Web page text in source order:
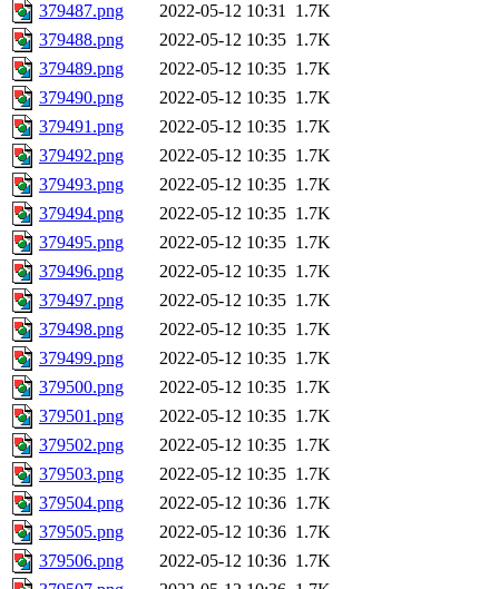
379487.png
2022-05-12 10:31 1.7K
379488.png
2022-05-12 10:35 1.7K
379489.png
2022-05-12 10:35 1.7K
379490.png
2022-05-12 10:35 1.7K
379491.png
2022-05-12 10:35 1.7K
379492.png
2022-05-12 10:35 1.7K
379493.png
2022-05-12 10:35 1.7K
379494.png
2022-05-12 10:35 1.7K
379495.png
2022-05-12 10:35 1.7K
379496.png
2022-05-12 10:35 1.7K
379497.png
2022-05-12 10:35 1.7K
379498.png
2022-05-12 10:35 1.7K
379499.png
2022-05-12 10:35 1.7K
379500.png
2022-05-12 10:35 1.7K
379501.png
2022-05-12 10:35 1.7K
379502.png
2022-05-12 10:35 1.7K
379503.png
2022-05-12 10:35 1.7K
379504.png
2022-05-12 10:36 1.7K
379505.png
2022-05-12 10:36 1.7K
379506.png
2022-05-12 10:36 1.7K